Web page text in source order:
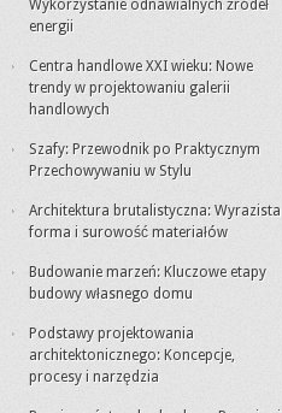
Wykorzystanie odnawialnych źródeł
energii
Centra handlowe XXI wieku: Nowe
trendy w projektowaniu galerii
handlowych
Szafy: Przewodnik po Praktycznym
Przechowywaniu w Stylu
Architektura brutalistyczna: Wyrazista
forma i surowość materiałów
Budowanie marzeń: Kluczowe etapy
budowy własnego domu
Podstawy projektowania
architektonicznego: Koncepcje,
procesy i narzędzia